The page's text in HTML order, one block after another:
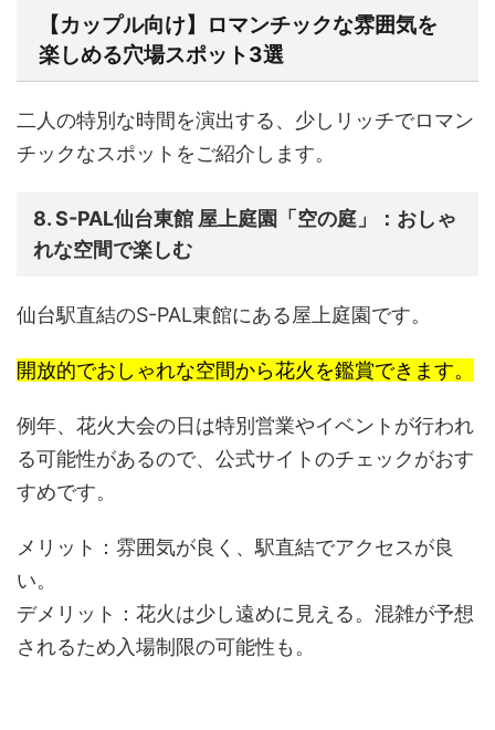
【カップル向け】ロマンチックな雰囲気を
楽しめる穴場スポット3選
二人の特別な時間を演出する、少しリッチでロマン
チックなスポットをご紹介します。
8. S-PAL仙台東館 屋上庭園「空の庭」：おしゃ
れな空間で楽しむ
仙台駅直結のS-PAL東館にある屋上庭園です。
開放的でおしゃれな空間から花火を鑑賞できます。
例年、花火大会の日は特別営業やイベントが行われ
る可能性があるので、公式サイトのチェックがおす
すめです。
メリット： 雰囲気が良く、駅直結でアクセスが良
い。
デメリット： 花火は少し遠めに見える。混雑が予想
されるため入場制限の可能性も。